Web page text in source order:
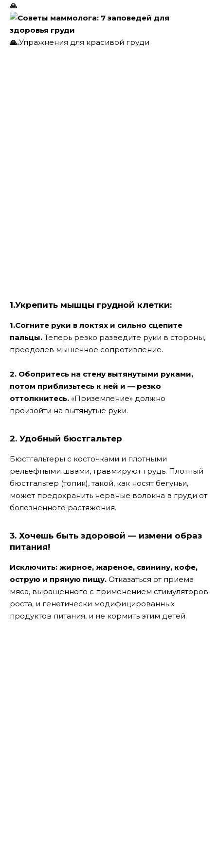
🙏
🙏.Упражнения для красивой груди
1.Укрепить мышцы грудной клетки:
1.Согните руки в локтях и сильно сцепите
пальцы. Теперь резко разведите руки в стороны,
преодолев мышечное сопротивление.
2. Обопритесь на стену вытянутыми руками,
потом приблизьтесь к ней и — резко
оттолкнитесь. «Приземление» должно
произойти на вытянутые руки.
2. Удобный бюстгальтер
Бюстгальтеры с косточками и плотными
рельефными швами, травмируют грудь. Плотный
бюстгальтер (топик), такой, как носят бегуньи,
может предохранить нервные волокна в груди от
болезненного растяжения.
3. Хочешь быть здоровой — измени образ
питания!
Исключить: жирное, жареное, свинину, кофе,
острую и пряную пищу. Отказаться от приема
мяса, выращенного с применением стимуляторов
роста, и генетически модифицированных
продуктов питания, и не кормить этим детей.